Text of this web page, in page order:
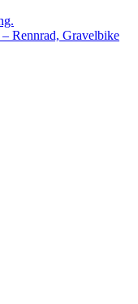
Rennrad, Gravelbike